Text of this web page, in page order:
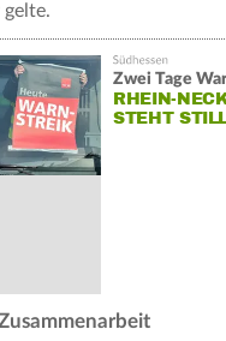
Zwei Tage
RHEIN-
STEHT